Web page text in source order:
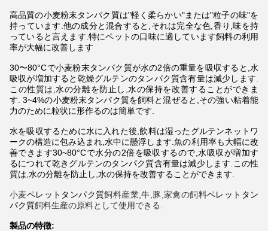
高品質の小麦粉末タンパク質は"軽く柔らかい"または"粒子の味"を
持っています.他の成分と混合すると,それは完全な色,香り,味を持
っていると言えます.特にペットの口味に適しています飼料の利用
率が大幅に改善します
30〜80°Cで小麦粉末タンパク質が水の2倍の重量を吸収すると,水
吸収が増加すると乾燥グルテンのタンパク質含有量は減少します.
この性質は,水の分離を防止し,水の保持を改善することができま
す. 3~4%の小麦粉末タンパク質を飼料と混ぜると,その強い粘着能
力のために粒状に形作るのは簡単です.
水を吸収するために水に入れた後,飲料は湿ったグルテンネットワ
ークの構造に包み込まれ,水中に懸浮します.魚の利用率も大幅に改
善できます30~80°Cで水分の2倍を吸収するので,水吸収が増加す
るにつれて乾きグルテンのタンパク質含有量は減少します.この性
質は,水の分離を防止し,水の保持を改善することができます.
小麦ペレットタンパク質飼料産業,牛,豚,家禽の飼料ペレットタン
パク質飼料生産の原料として使用できる.
製品の特徴: